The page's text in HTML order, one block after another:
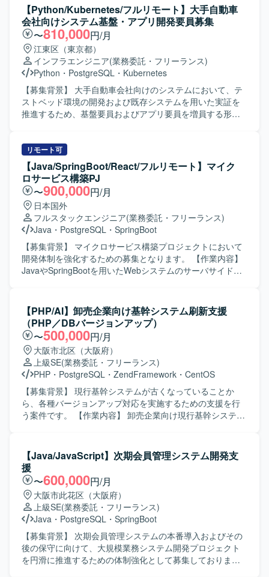
す。 ・設計内容について客先と合意形成を行っていただき
ます。 ・AI支援開発ツールを活用し、効率的な設計および
実装を行っていただきます。 ・フロントエンドおよびバッ
クエンド双方の実装対応を行っていただきます。 ・単体テ
ストおよび結合テストの設計ならびに実施を行っていただ
きます。 【求める人物像】 ・お客様とのコミュニケーショ
ンを通じて要件を整理し、主体的に提案や合意形成ができ
る方を求めております。 ・フロントエンドとバックエンド
の双方に関心を持ち、継続的に技術習得や改善に取り組め
る方を歓迎いたします。 【ポジションの魅力】 ・要件定義
のスキルを広く伸ばしていただけます。 ・AI支援開発ツー
ルを活用した開発に携わることで、先進的な開発手法を経
験していただけます。 【開発環境】 ・バックエンド：
TypeScript（NestJS） ・フロントエンド：Vue ・データベ
ース：PostgreSQL ・ORM：Prisma ・コンテナ関連：
Docker、Podman ・バージョン管理：GitHub ・AI支援開発
ツールを活用した開発環境
【Python/Kubernetes/フルリモート】大手自動車
会社向けシステム基盤・アプリ開発要員募集
〜810,000円/月
江東区（東京都）
インフラエンジニア(業務委託・フリーランス)
Python ・ PostgreSQL ・ Kubernetes
【募集背景】 大手自動車会社向けのシステムにおいて、テ
ストベッド環境の開発および既存システムを用いた実証を
推進するため、基盤要員およびアプリ要員を増員する形で
および実証作業をご担当いただきます。 基盤要員は、エン
ド側システムをテストベッド環境へ移行し、年度内に基盤
開発を完了させるとともに、各種ミドルウェアの構築と検
証を行います。 アプリ要員は、構築済みのKubernetesクラ
スタ上で動作するPythonアプリケーションの設計・実装・
検証を行い、FY25に構築したシステムを用いた実証を推進
していただきます。 【求める人物像】 自身の取り組み内容
をドキュメントとして整理し、JiraやConfluenceなどのツー
ルを活用して知見として残していただける方を求めており
ます。 定期的なミーティングにおいて、実施した作業内容
や検討事項をわかりやすく説明し、関係者と積極的に議論
つ能動的に動ける方にマッチするポジションです。 【ポジ
ションの魅力】 大手自動車会社向けの先進的なシステム基
盤およびアプリケーション開発に携わることができ、
Kubernetesや各種ミドルウェア、Pythonを用いたモダンな
技術スタックで経験を積むことができます。 PoCからテス
トベッド環境の構築、実証まで一連のフェーズに関わるこ
とで、アーキテクチャ設計から実装・検証まで幅広いスキ
ルを身につけられる環境です。 知見のドキュメント化や議
論を通じて、チーム全体でナレッジを蓄積しながらプロジ
ェクトを推進していく経験を得ることができます。 【開発
す。 JiraやConfluenceを用いたタスク管理・ドキュメント
管理を行う予定です。
リモート可
【Java/SpringBoot/React/フルリモート】マイク
ロサービス構築PJ
〜900,000円/月
日本国外
フルスタックエンジニア(業務委託・フリーランス)
Java ・ PostgreSQL ・ SpringBoot
【募集背景】 マイクロサービス構築プロジェクトにおいて
開発体制を強化するための募集となります。 【作業内容】
JavaやSpringBootを用いたWebシステムのサーバサイド開
APIの設計および開発、RDBMSの設計やSQL開発、API仕様
の作成やOpenAPI（Swagger）を用いたAPI開発を実施して
いただきます。CI/CDパイプラインの構築や改善、OAuthな
どのトークンベース認証の実装、MyBatisやGradleを用いた
アプリケーション開発も担当していただきます。 【求める
人物像】 自走して設計・実装を進められ、主体的に課題解
決に取り組んでいただける方を求めております。新しい技
術やアーキテクチャに対して学習意欲が高く、チームメン
バーと円滑にコミュニケーションを取りながら開発を進め
られる方が望ましいです。 【ポジションの魅力】 マイクロ
やバッチの性能改善・チューニング、技術選定や設計レビ
ューなど、設計から実装、パフォーマンス改善まで幅広い
工程を経験できる環境です。 【開発環境】
Java（Java17）、SpringBoot、React（React18）、
TypeScript、PostgreSQL、MyBatis、Gradle、Docker、
OpenAPI（Swagger）、Git、GitHub Actionsなどを利用し
た開発環境となります。
【PHP/AI】卸売企業向け基幹システム刷新支援
（PHP／DBバージョンアップ）
〜500,000円/月
大阪市北区（大阪府）
上級SE(業務委託・フリーランス)
PHP ・ PostgreSQL ・ ZendFramework ・ CentOS
【募集背景】 現行基幹システムが古くなっていることか
ら、各種バージョンアップ対応を実施するための支援を行
う案件です。 【作業内容】 卸売企業向け現行基幹システム
OSなどの各種バージョンアップに伴う全機能検証や対応方
針の検討、検証計画の策定と実施などを担当していただき
ます。 【求める人物像】 バージョンアップ案件において主
体的に課題を整理し、検証計画や対応方針を自ら考えて推
進していただける方を求めております。AIツールを活用し
た検証など新しい手法にも前向きに取り組んでいただける
方ですと望ましいです。 【ポジションの魅力】 大規模な基
幹システム（多数の画面およびバッチを含む）のバージョ
ンアップに一気通貫で関わることができ、PHPアプリケー
ションやDB、OSのバージョンアップに関する知見を広く深
【Java/JavaScript】次期会員管理システム開発支
援
〜600,000円/月
大阪市此花区（大阪府）
上級SE(業務委託・フリーランス)
Java ・ PostgreSQL ・ SpringBoot
【募集背景】 次期会員管理システムの本番導入およびその
後の保守に向けて、大規模業務システム開発プロジェクト
を円滑に推進するための体制強化として募集しておりま